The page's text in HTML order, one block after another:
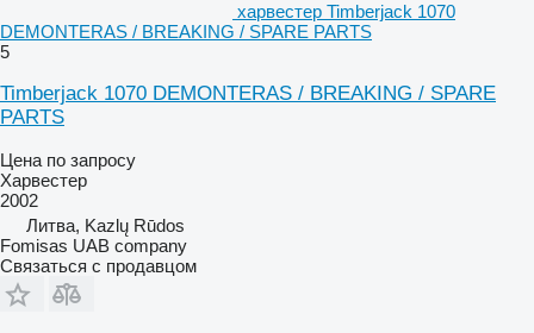
харвестер Timberjack 1070
DEMONTERAS / BREAKING / SPARE PARTS
5
Timberjack 1070 DEMONTERAS / BREAKING / SPARE
PARTS
Цена по запросу
Харвестер
2002
Литва, Kazlų Rūdos
Fomisas UAB company
Связаться с продавцом